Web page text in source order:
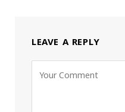
LEAVE A REPLY